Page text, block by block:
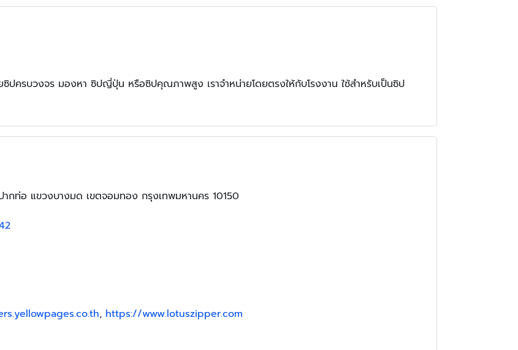
ปครบวงจร มองหา ซิปญี่ปุ่น หรือซิปคุณภาพสูง เราจำหน่ายโดยตรงให้กับโรงงาน ใช้สำหรับเป็นซิป
กท่อ แขวงบางมด เขตจอมทอง กรุงเทพมหานคร 10150
, https://www.lotuszipper.com